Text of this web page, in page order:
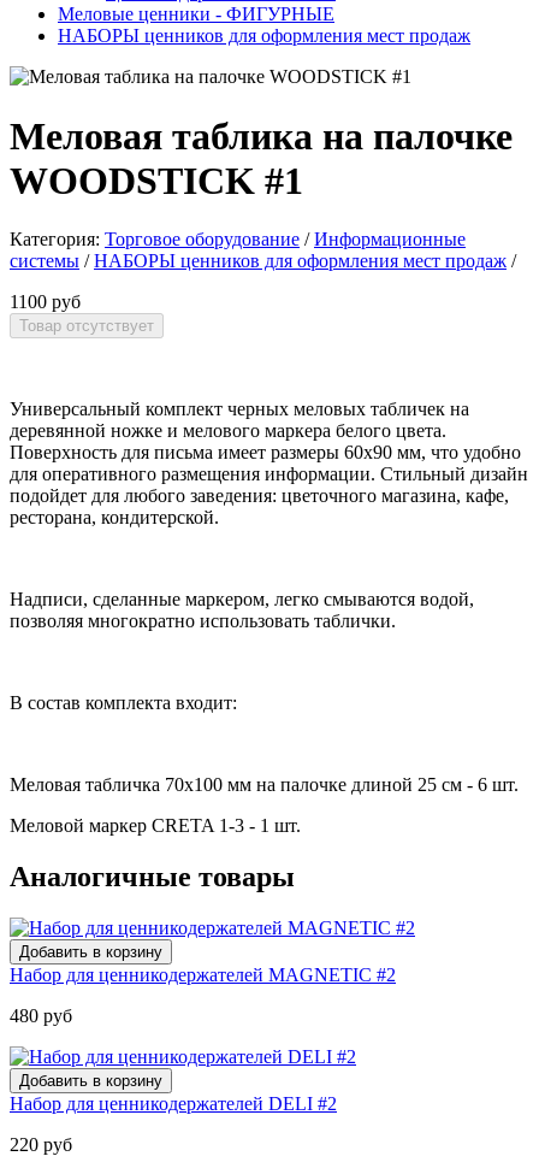
Меловые ценники - ФИГУРНЫЕ
НАБОРЫ ценников для оформления мест продаж
Меловая таблика на палочке
WOODSTICK #1
Категория: Торговое оборудование / Информационные
системы / НАБОРЫ ценников для оформления мест продаж /
1100 руб
Универсальный комплект черных меловых табличек на
деревянной ножке и мелового маркера белого цвета.
Поверхность для письма имеет размеры 60x90 мм, что удобно
для оперативного размещения информации. Стильный дизайн
подойдет для любого заведения: цветочного магазина, кафе,
ресторана, кондитерской.
Надписи, сделанные маркером, легко смываются водой,
позволяя многократно использовать таблички.
В состав комплекта входит:
Меловая табличка 70х100 мм на палочке длиной 25 см - 6 шт.
Меловой маркер CRETA 1-3 - 1 шт.
Аналогичные товары
Набор для ценникодержателей MAGNETIC #2
480 руб
Набор для ценникодержателей DELI #2
220 руб